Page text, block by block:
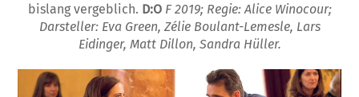
bislang vergeblich. D:O F 2019; Regie: Alice Winocour;
Darsteller: Eva Green, Zélie Boulant-Lemesle, Lars
Eidinger, Matt Dillon, Sandra Hüller.